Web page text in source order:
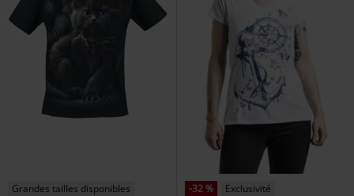
Grandes tailles disponibles -32 %
Exclusivité